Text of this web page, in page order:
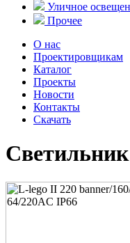
Уличное
Прочее
О нас
Проектировщикам
Каталог
Проекты
Новости
Контакты
Скачать